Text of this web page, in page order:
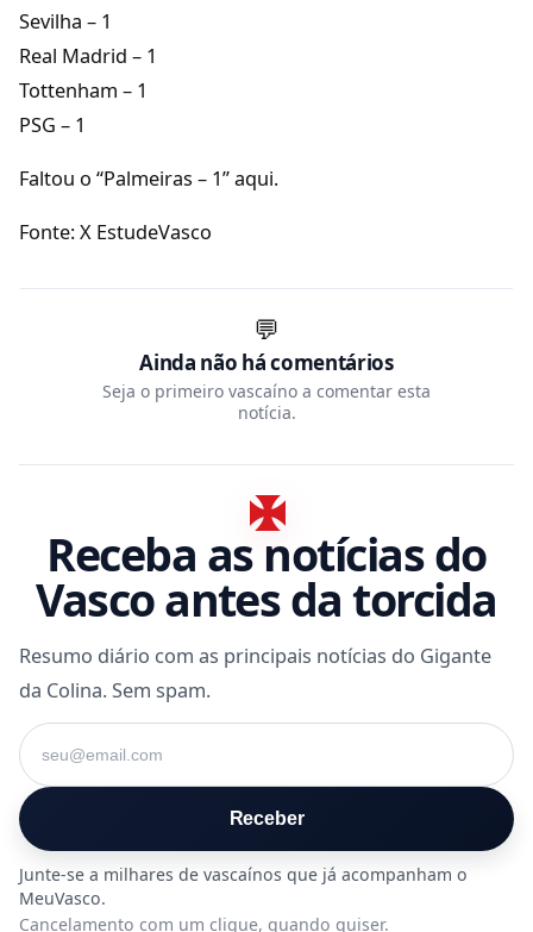
Sevilha – 1
Real Madrid – 1
Tottenham – 1
PSG – 1
Faltou o “Palmeiras – 1” aqui.
Fonte: X EstudeVasco
💬
Ainda não há comentários
Seja o primeiro vascaíno a comentar esta
notícia.
Receba as notícias do
Vasco antes da torcida
Resumo diário com as principais notícias do Gigante
da Colina. Sem spam.
Seu e-mail
Receber
Cancelamento com um clique, quando quiser.